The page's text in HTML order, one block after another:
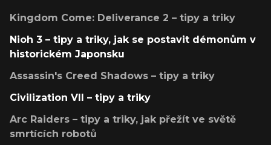
Kingdom Come: Deliverance 2 – tipy a triky
Nioh 3 – tipy a triky, jak se postavit démonům v
historickém Japonsku
Assassin's Creed Shadows – tipy a triky
Civilization VII – tipy a triky
Arc Raiders – tipy a triky, jak přežít ve světě
smrtících robotů